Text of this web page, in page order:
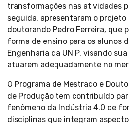
transformações nas atividades
seguida, apresentaram o projeto
doutorando Pedro Ferreira, que
forma de ensino para os alunos
Engenharia da UNIP, visando
atuarem adequadamente no
O Programa de Mestrado e
de Produção tem contribuído
fenômeno da Indústria 4.0 de
disciplinas que integram